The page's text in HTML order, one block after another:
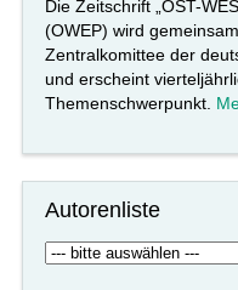
Die Zeitschrift „OST-
(OWEP) wird
Zentralkomittee der
und erscheint
Themenschwerpunkt.
Autorenliste